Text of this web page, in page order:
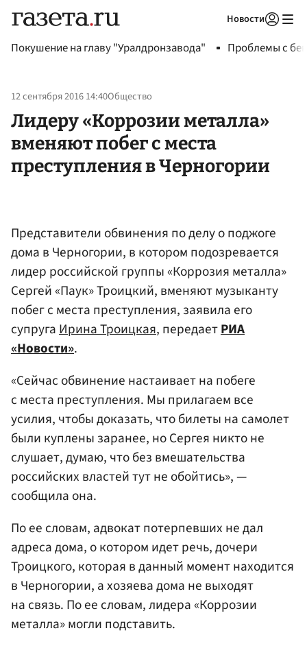
Новости
Покушение на главу "Уралдронзавода" Проблемы с
12 сентября 2016 14:40Общество
Лидеру «Коррозии металла»
вменяют побег с места
преступления в Черногории
Представители обвинения по делу о поджоге
дома в Черногории, в котором подозревается
лидер российской группы «Коррозия металла»
Сергей «Паук» Троицкий, вменяют музыканту
побег с места преступления, заявила его
супругаИрина Троицкая, передаетРИА
«Новости».
«Сейчас обвинение настаивает на побеге
с места преступления. Мы прилагаем все
усилия, чтобы доказать, что билеты на самолет
были куплены заранее, но Сергея никто не
слушает, думаю, что без вмешательства
российских властей тут не обойтись», —
сообщила она.
По ее словам, адвокат потерпевших не дал
адреса дома, о котором идет речь, дочери
Троицкого, которая в данный момент находится
в Черногории, а хозяева дома не выходят
на связь. По ее словам, лидера «Коррозии
металла» могли подставить.